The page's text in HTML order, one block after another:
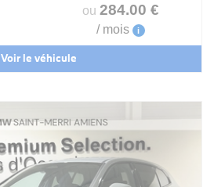
ou 284.00 €
/ mois i
Voir le véhicule